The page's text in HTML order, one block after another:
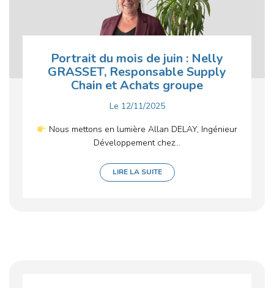
Portrait du mois de juin : Nelly
GRASSET, Responsable Supply
Chain et Achats groupe
Le 12/11/2025
Nous mettons en lumière Allan DELAY, Ingénieur
Développement chez...
LIRE LA SUITE